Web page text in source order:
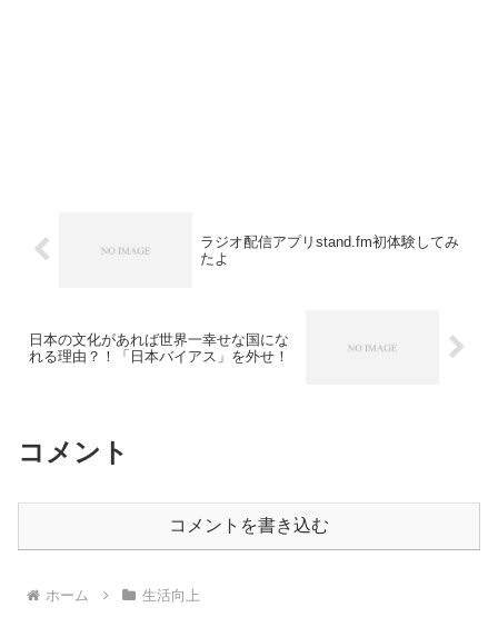
ラジオ配信アプリstand.fm初体験してみ
たよ
日本の文化があれば世界一幸せな国にな
れる理由？！「日本バイアス」を外せ！
コメント
コメントを書き込む
ホーム 生活向上